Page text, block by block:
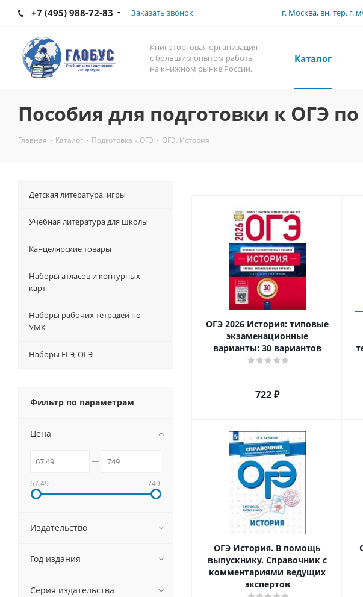
+7 (495) 988-72-83 Заказать звонок г. Москва, вн. тер. г.
Книготорговая организация
с большим опытом работы
на книжном рынке России.
Каталог
Пособия для подготовки к ОГЭ
Главная - Каталог - Подготовка к ОГЭ - ОГЭ. История
ОГЭ 2026 История: типовые
экзаменационные
варианты: 30 вариантов
722₽
ОГЭ История. В помощь
выпускнику. Справочник с
комментариями ведущих
экспертов
Детская литература, игры
Учебная литература для школы
Канцелярские товары
Наборы атласов и контурных
карт
Наборы рабочих тетрадей по
УМК
Наборы ЕГЭ, ОГЭ
Фильтр по параметрам
Цена
67.49 749
Издательство
Год издания
Серия издательства